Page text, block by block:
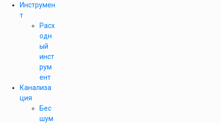
Инструмен
т
Расх
одн
ый
инст
рум
ент
Канализа
ция
Бес
шум